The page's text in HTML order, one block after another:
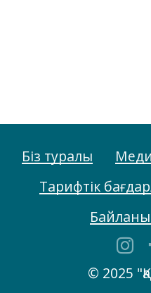
Біз туралы
Тарифтік
© 2025